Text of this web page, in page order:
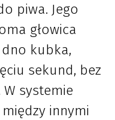
piwa. Jego
głowica
kubka,
sekund, bez
systemie
innymi